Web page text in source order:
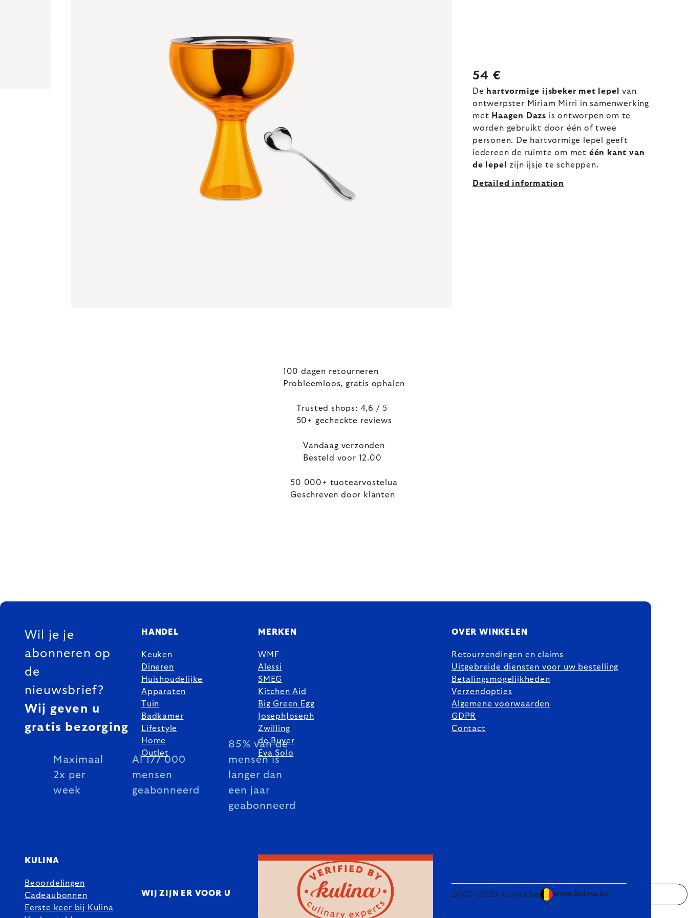
54 €
De hartvormige ijsbeker met lepel
van
ontwerpster Miriam Mirri in samenwerking
met Haagen Dazs is ontworpen om te
worden gebruikt door één of twee
personen. De hartvormige lepel geeft
iedereen de ruimte om met één kant van
de lepel
zijn ijsje te scheppen.
Detailed information
100 dagen retourneren
Probleemloos, gratis ophalen
Trusted shops: 4,6 / 5
50+ gecheckte reviews
Vandaag verzonden
Besteld voor 12.00
50 000+ tuotearvostelua
Geschreven door klanten
FOOTER
Wil je je
abonneren op
de
nieuwsbrief?
Wij geven u
gratis bezorging
Maximaal
2x per
week
Al 177 000
mensen
geabonneerd
85% van de
mensen is
langer dan
een jaar
geabonneerd
HANDEL
Keuken
Dineren
Huishoudelijke
Apparaten
Tuin
Badkamer
Lifestyle
Home
Outlet
MERKEN
WMF
Alessi
SMEG
Kitchen Aid
Big Green Egg
JosephJoseph
Zwilling
de Buyer
Eva Solo
OVER WINKELEN
Retourzendingen en claims
Uitgebreide diensten voor uw bestelling
Betalingsmogelijkheden
Verzendopties
Algemene voorwaarden
GDPR
Contact
KULINA
Beoordelingen
Cadeaubonnen
Eerste keer bij Kulina
WIJ ZIJN ER VOOR U 2007–2025 Kulina.be www.kulina.be